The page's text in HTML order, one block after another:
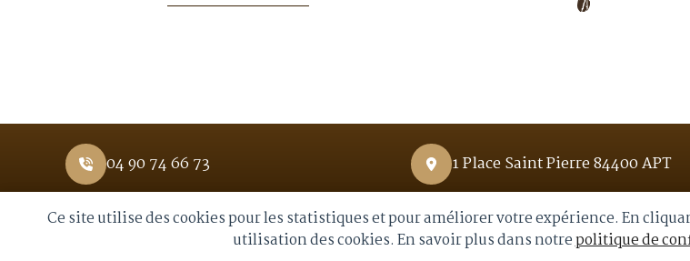
04 90 74 66 73 1 Place Saint Pierre 84400 APT
© 2026 Royal Moka. Tous droits réservés
Ce site utilise des cookies pour les statistiques et pour améliorer votre expérience. En
utilisation des cookies. En savoir plus dans notrepolitique de